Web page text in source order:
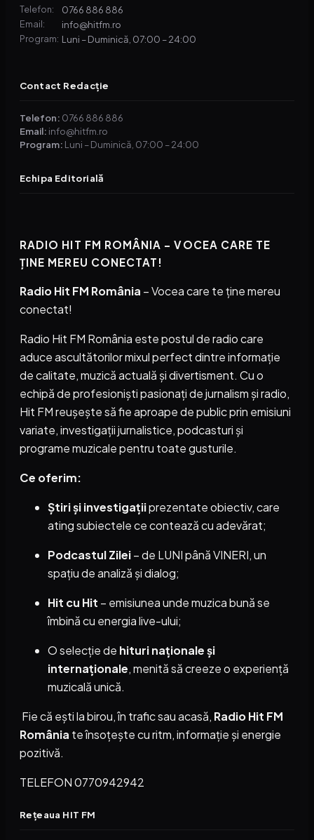
Telefon: 0766 886 886
Email: info@hitfm.ro
Program: Luni – Duminică, 07:00 – 24:00
Contact Redacție
Telefon: 0766 886 886
Email: info@hitfm.ro
Program: Luni – Duminică, 07:00 – 24:00
Echipa Editorială
RADIO HIT FM ROMÂNIA – VOCEA CARE TE
ȚINE MEREU CONECTAT!
Radio Hit FM România – Vocea care te ține mereu
conectat!
Radio Hit FM România este postul de radio care
aduce ascultătorilor mixul perfect dintre informație
de calitate, muzică actuală și divertisment. Cu o
echipă de profesioniști pasionați de jurnalism și radio,
Hit FM reușește să fie aproape de public prin emisiuni
variate, investigații jurnalistice, podcasturi și
programe muzicale pentru toate gusturile.
Ce oferim:
Știri și investigațiiprezentate obiectiv, care
ating subiectele ce contează cu adevărat;
Podcastul Zilei– de LUNI până VINERI, un
spațiu de analiză și dialog;
Hit cu Hit – emisiunea unde muzica bună se
îmbină cu energia live-ului;
O selecție de hituri naționale și
internaționale, menită să creeze o experiență
muzicală unică.
Fie că ești la birou, în trafic sau acasă, Radio Hit FM
România te însoțește cu ritm, informație și energie
pozitivă.
TELEFON 0770942942
Rețeaua HIT FM